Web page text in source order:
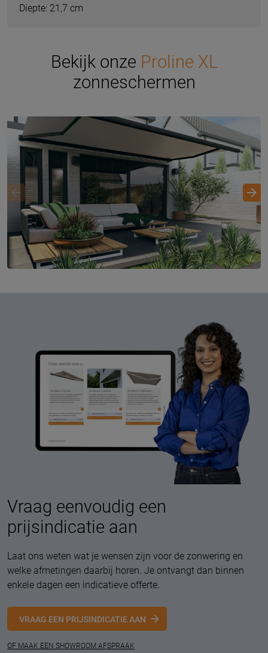
Diepte: 21,7 cm
Bekijk onze Proline XL
zonneschermen
Vraag eenvoudig een
prijsindicatie aan
Laat ons weten wat je wensen zijn voor de zonwering en
welke afmetingen daarbij horen. Je ontvangt dan binnen
enkele dagen een indicatieve offerte.
VRAAG EEN PRIJSINDICATIE AAN
OF MAAK EEN SHOWROOM AFSPRAAK